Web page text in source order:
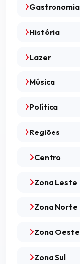
Gastronomia
História
Lazer
Música
Política
Regiões
Centro
Zona Leste
Zona Norte
Zona Oeste
Zona Sul